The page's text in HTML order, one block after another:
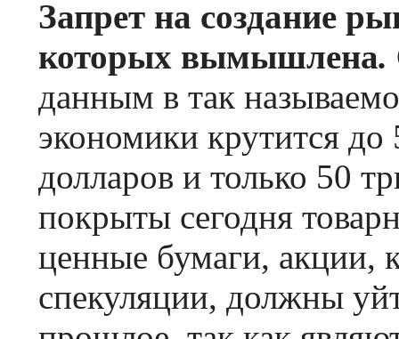
Запрет на создание
которых вымышлена.
данным в так
экономики крутится
долларов и только 50
покрыты сегодня
ценные бумаги, акции,
спекуляции, должны